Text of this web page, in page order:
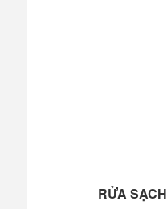
RỬA SẠCH